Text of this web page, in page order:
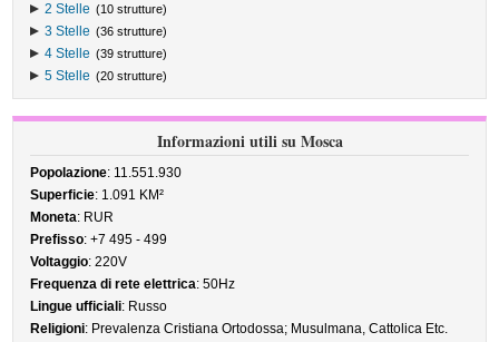
2 Stelle (10 strutture)
3 Stelle (36 strutture)
4 Stelle (39 strutture)
5 Stelle (20 strutture)
Informazioni utili su Mosca
Popolazione: 11.551.930
Superficie: 1.091 KM²
Moneta: RUR
Prefisso: +7 495 - 499
Voltaggio: 220V
Frequenza di rete elettrica: 50Hz
Lingue ufficiali: Russo
Religioni: Prevalenza Cristiana Ortodossa; Musulmana, Cattolica Etc.